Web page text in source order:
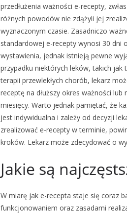
przedłużenia ważności e-recepty,
różnych powodów nie zdążyli jej
wyznaczonym czasie. Zasadniczo
standardowej e-recepty wynosi 30 dni
wystawienia, jednak istnieją pewne
przypadku niektórych leków, takich jak
terapii przewlekłych chorób, lekarz
receptę na dłuższy okres ważności lub
miesięcy. Warto jednak pamiętać, że
jest indywidualna i zależy od decyzji
zrealizować e-recepty w terminie,
kroków. Lekarz może zdecydować o
Jakie są
W miarę jak e-recepta staje się coraz
funkcjonowaniem oraz zasadami